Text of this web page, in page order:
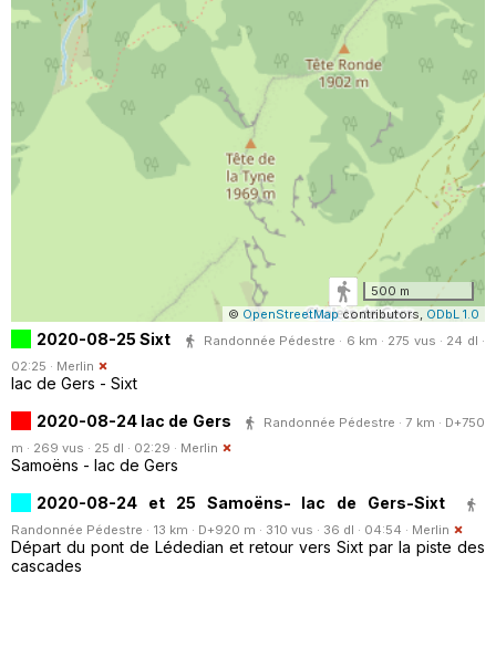
500 m
© OpenStreetMapcontributors, ODbL 1.0
2020-08-25 Sixt
Randonnée Pédestre · 6 km · 275 vus · 24 dl ·
02:25 · Merlin
lac de Gers - Sixt
2020-08-24 lac de Gers
Randonnée Pédestre · 7 km · D+750
m · 269 vus · 25 dl · 02:29 · Merlin
Samoëns - lac de Gers
2020-08-24 et 25 Samoëns- lac de Gers-Sixt
Randonnée Pédestre · 13 km · D+920 m · 310 vus · 36 dl · 04:54 · Merlin
Départ du pont de Lédedian et retour vers Sixt par la piste des
cascades